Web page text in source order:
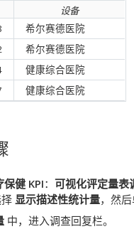
设备
希尔赛德医院
希尔赛德医院
健康综合医院
健康综合医院
保健 KPI： 可视化评定量表
显示描述性统计量，然
中，进入调查回复栏。